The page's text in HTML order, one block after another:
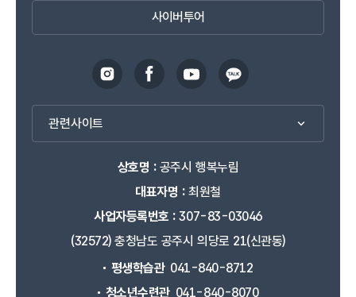
사이버투어
관련사이트
상호명 :공주시 행복누림
대표자명 :최원철
사업자등록번호 :307-83-03046
(32572) 충청남도 공주시 의당로 21(신관동)
평생학습관 041-840-8712
청소년수련관 041-840-8070